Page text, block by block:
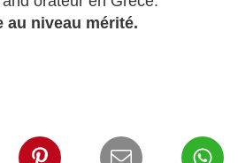
au niveau mérité.